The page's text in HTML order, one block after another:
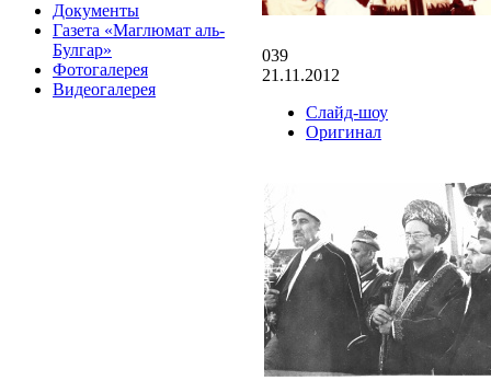
Документы
Газета «Маглюмат аль-
Булгар»
Фотогалерея
Видеогалерея
039
21.11.2012
Слайд-шоу
Оригинал